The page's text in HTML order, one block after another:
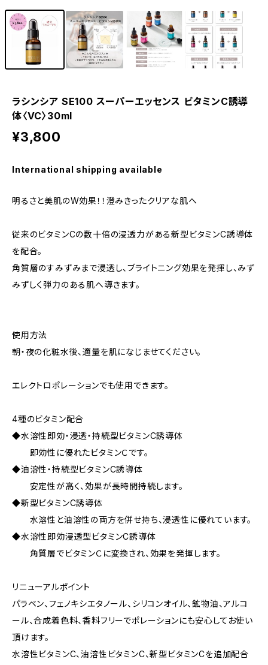
ラシンシア SE100 スーパーエッセンス ビタミンC誘導
体〈VC〉30ml
¥3,800
International shipping available
明るさと美肌のW効果！！澄みきったクリアな肌へ
従来のビタミンCの数十倍の浸透力がある新型ビタミンC誘導体
を配合。
角質層のすみずみまで浸透し、ブライトニング効果を発揮し、みず
みずしく弾力のある肌へ導きます。
使用方法
朝・夜の化粧水後、適量を肌になじませてください。
エレクトロポレーションでも使用できます。
4種のビタミン配合
◆水溶性即効・浸透・持続型ビタミンC誘導体
即効性に優れたビタミンＣです。
◆油溶性・持続型ビタミンC誘導体
安定性が高く、効果が長時間持続します。
◆新型ビタミンC誘導体
水溶性と油溶性の両方を併せ持ち、浸透性に優れています。
◆水溶性即効浸透型ビタミンC誘導体
角質層でビタミンＣに変換され、効果を発揮します。
リニューアルポイント
パラベン、フェノキシエタノール、シリコンオイル、鉱物油、アルコ
ール、合成着色料、香料フリーでポレーションにも安心してお使い
頂けます。
水溶性ビタミンC、油溶性ビタミンC、新型ビタミンCを追加配合